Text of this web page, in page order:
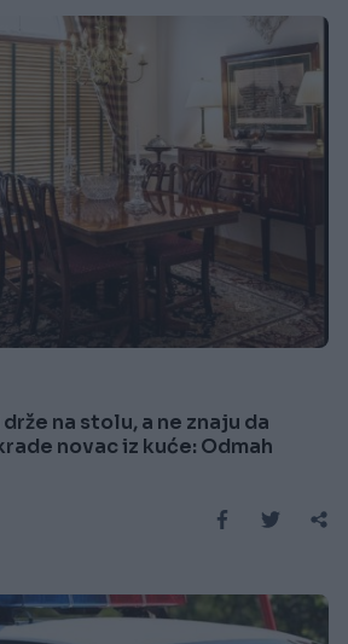
na stolu, a ne znaju da
novac iz kuće: Odmah